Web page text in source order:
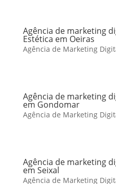
Agência de marketing
Estética em Oeiras
Agência de Marketing
Agência de marketing
em Gondomar
Agência de Marketing
Agência de marketing
em Seixal
Agência de Marketing